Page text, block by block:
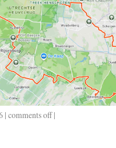
| comments offon
|